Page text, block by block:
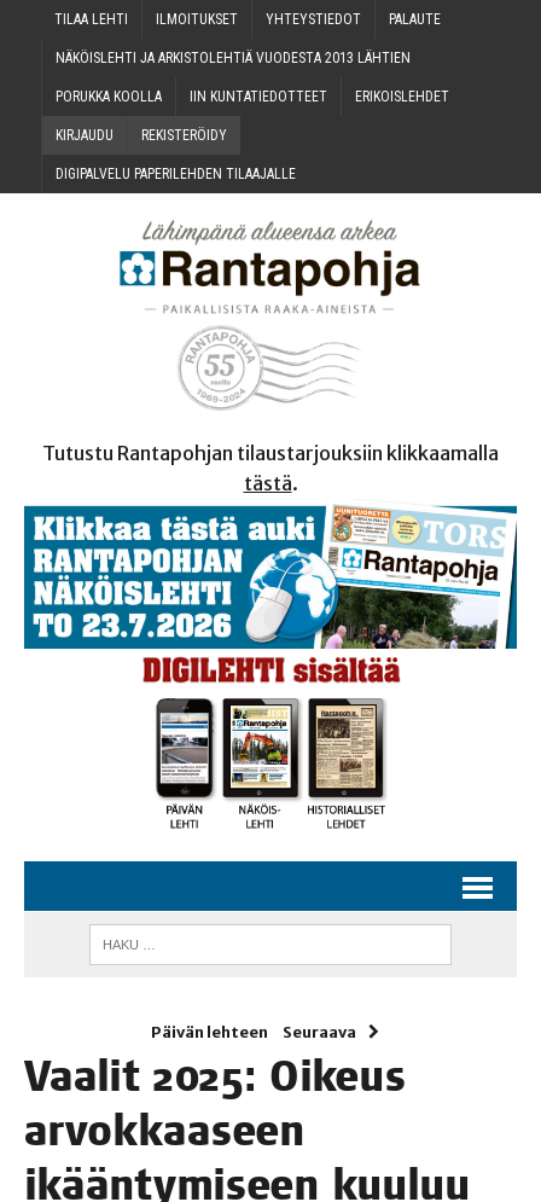
TILAA LEH­TI ILMOI­TUK­SET YHTEYS­TIE­DOT PALAU­TE
NÄKÖIS­LEH­TI JA ARKIS­TO­LEH­TIÄ VUO­DES­TA 2013 LÄHTIEN
PORUK­KA KOOLLA IIN KUN­TA­TIE­DOT­TEET ERI­KOIS­LEH­DET
KIR­JAU­DU REKIS­TE­RÖI­DY
DIGI­PAL­VE­LU PAPE­RI­LEH­DEN TILAAJALLE
Tutustu Rantapohjan tilaustarjouksiin klikkaamalla
tästä.
Päivän lehteen Seuraava
Vaa­lit 2025: Oikeus
arvok­kaa­seen
ikään­ty­mi­seen kuu­luu